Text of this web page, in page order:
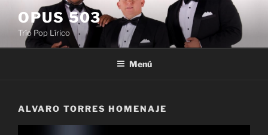
contenido
OPUS 503
Trío Pop Lírico
Menú
ALVARO TORRES HOMENAJE